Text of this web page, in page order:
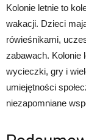
Kolonie letnie to
wakacji. Dzieci
rówieśnikami,
zabawach. Kolonie
wycieczki, gry i
umiejętności
niezapomniane